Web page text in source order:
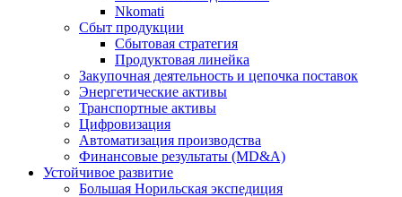
Nkomati
Сбыт продукции
Сбытовая стратегия
Продуктовая линейка
Закупочная деятельность и цепочка поставок
Энергетические активы
Транспортные активы
Цифровизация
Автоматизация производства
Финансовые результаты (MD&A)
Устойчивое развитие
Большая Норильская экспедиция